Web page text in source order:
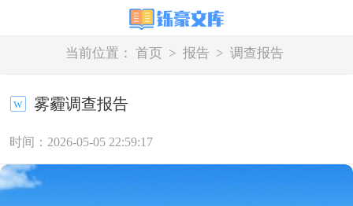
当前位置： 首页 > 报告 > 调查报告
雾霾调查报告
时间：2026-05-05 22:59:17